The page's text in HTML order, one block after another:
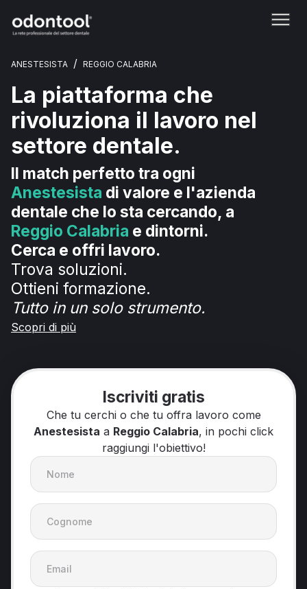
ANESTESISTA / REGGIO CALABRIA
La piattaforma che
rivoluziona il lavoro nel
settore dentale.
Il match perfetto tra ogni
Anestesista di valore e l'azienda
dentale che lo sta cercando, a
Reggio Calabria e dintorni.
Cerca e offri lavoro.
Trova soluzioni.
Ottieni formazione.
Tutto in un solo strumento.
Scopri di più
Iscriviti gratis
Che tu cerchi o che tu offra lavoro come
Anestesista a Reggio Calabria, in pochi click
raggiungi l'obiettivo!